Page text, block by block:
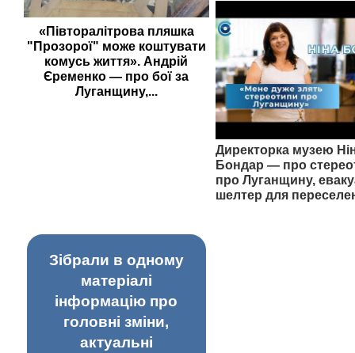
«Півторалітрова пляшка
"Прозорої" може коштувати
комусь життя». Андрій
Єременко — про бої за
Луганщину,...
Директорка музею
Бондар — про
про Луганщину,
шелтер для
Зібрали в одному
матеріалі
інформацію про
головні зміни,
актуальні